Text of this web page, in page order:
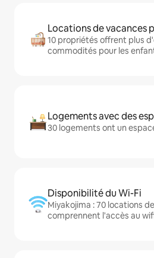
Locations de vacances
10 propriétés offrent plus
commodités pour les
Logements avec des
30 logements ont un
Disponibilité du Wi-Fi
Miyakojima : 70 locations
comprennent l'accès au